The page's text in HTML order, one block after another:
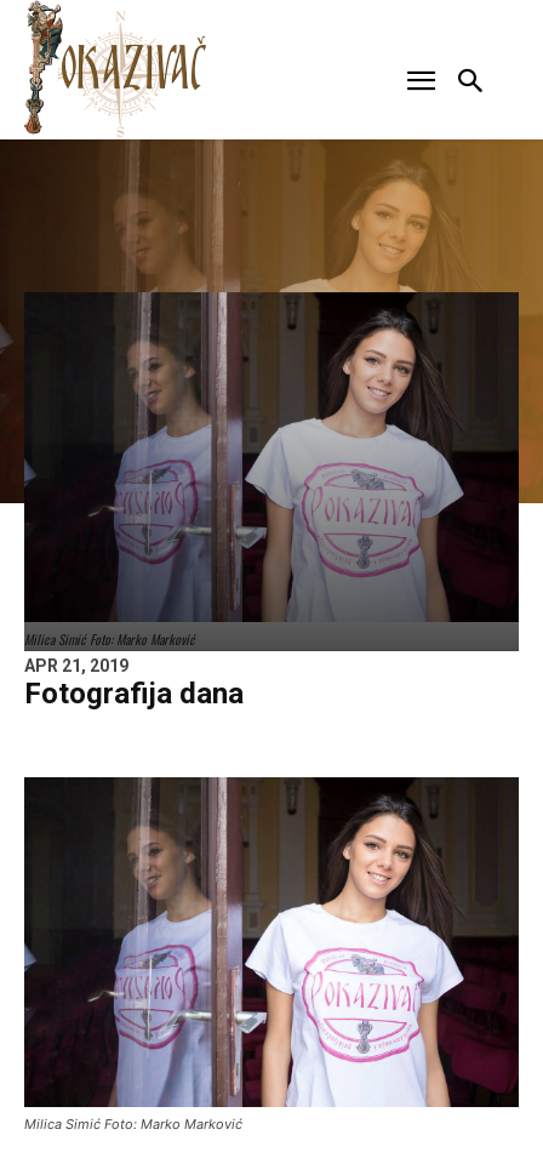
Milica Simić Foto: Marko Marković
APR 21, 2019
Fotografija dana
Milica Simić Foto: Marko Marković